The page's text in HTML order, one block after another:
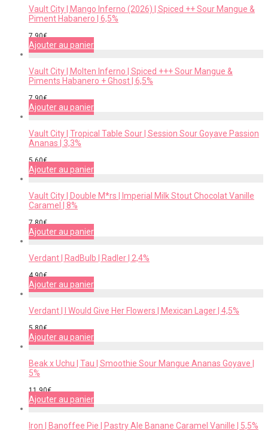
Vault City | Mango Inferno (2026) | Spiced ++ Sour Mangue &
Piment Habanero | 6,5%
7,90€
Ajouter au panier
Vault City | Molten Inferno | Spiced +++ Sour Mangue &
Piments Habanero + Ghost | 6,5%
7,90€
Ajouter au panier
Vault City | Tropical Table Sour | Session Sour Goyave Passion
Ananas | 3,3%
5,60€
Ajouter au panier
Vault City | Double M*rs | Imperial Milk Stout Chocolat Vanille
Caramel | 8%
7,80€
Ajouter au panier
Verdant | RadBulb | Radler | 2,4%
4,90€
Ajouter au panier
Verdant | I Would Give Her Flowers | Mexican Lager | 4,5%
5,80€
Ajouter au panier
Beak x Uchu | Tau | Smoothie Sour Mangue Ananas Goyave |
5%
11,90€
Ajouter au panier
Iron | Banoffee Pie | Pastry Ale Banane Caramel Vanille | 5,5%